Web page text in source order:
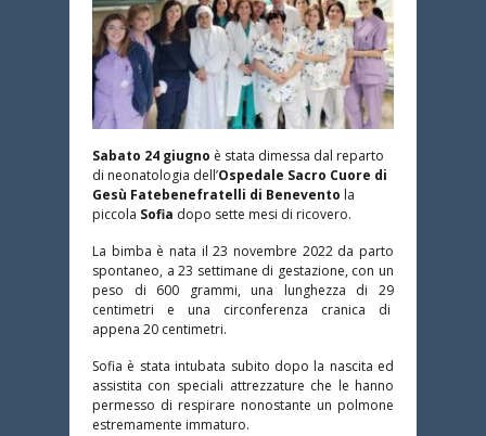
Sabato 24 giugno è stata dimessa dal reparto
di neonatologia dell’Ospedale Sacro Cuore di
Gesù Fatebenefratelli di Benevento la
piccola Sofia dopo sette mesi di ricovero.
La bimba è nata il23 novembre 2022da parto
spontaneo, a 23 settimane di gestazione, con un
peso di 600 grammi, una lunghezza di 29
centimetri e una circonferenza cranica di
appena 20 centimetri.
Sofia è stata intubata subito dopo la nascita ed
assistita con speciali attrezzature che le hanno
permesso di respirare nonostante un polmone
estremamente immaturo.